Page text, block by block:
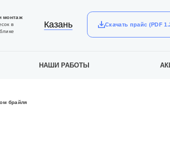
монтаж
в
Казань Скачать прайс (PDF
НАШИ РАБОТЫ
брайля